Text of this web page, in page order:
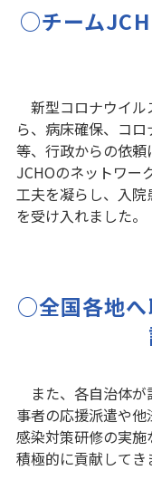
○チーム
新型コロナウイル
ら、病床確保、コ
等、行政からの依頼
JCHOのネットワー
工夫を凝らし、入
を受け入れました。
○全国各地へ
また、各自治体が
事者の応援派遣や
感染対策研修の実
積極的に貢献してき